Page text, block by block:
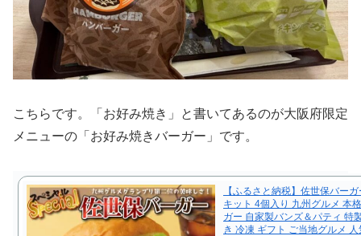
こちらです。「お好み焼き」と書いてあるのが大阪府限定
メニューの「お好み焼きバーガー」です。
【ふるさと納税】佐世保バー
キット 4個入り 九州グルメ 本
ガー 自家製バンズ＆パティ 特
き 冷凍 ギフト ご当地グルメ